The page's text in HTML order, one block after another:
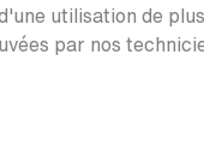
utilisation de
par nos